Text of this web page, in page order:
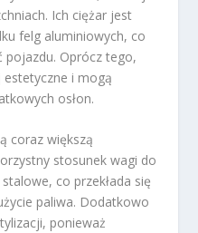
Ich ciężar jest
felg aluminiowych, co
pojazdu. Oprócz tego,
i mogą
osłon.
coraz większą
stosunek wagi do
co przekłada się
paliwa. Dodatkowo
ponieważ